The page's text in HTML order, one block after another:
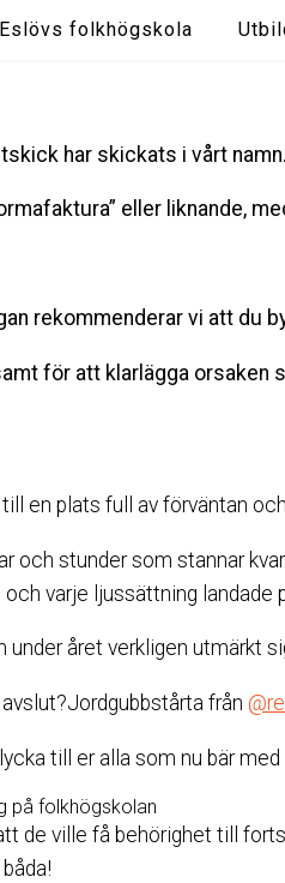
Eslövs folkhögskola
har skickats i vårt namn.
eller liknande,
rekommenderar vi att du
för att klarlägga orsaken
en plats full av förväntan
och stunder som stannar
varje ljussättning landade
under året verkligen utmärkt
från
till er alla som nu bär
på folkhögskolan
de ville få behörighet till